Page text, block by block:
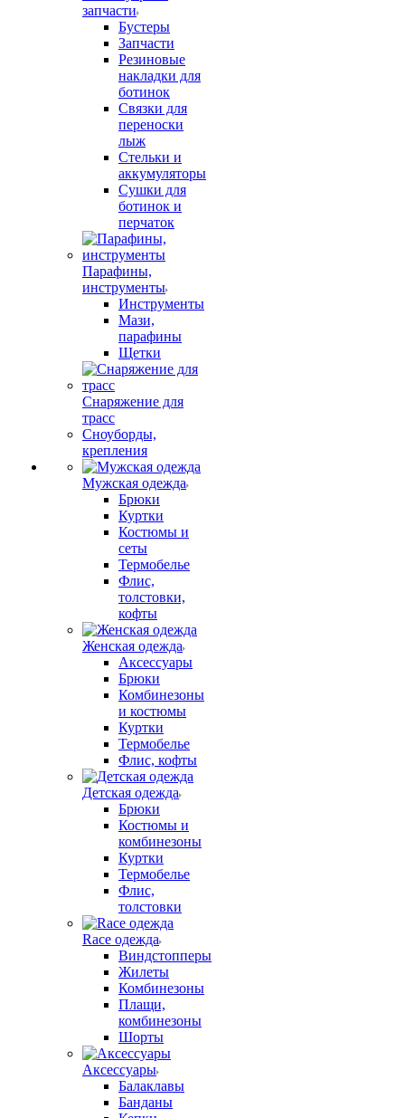
запчасти
Бустеры
Запчасти
Резиновые
накладки для
ботинок
Связки для
переноски
лыж
Стельки и
аккумуляторы
Сушки для
ботинок и
перчаток
Парафины,
инструменты
Инструменты
Мази,
парафины
Щетки
Снаряжение для
трасс
Сноуборды,
крепления
Мужская одежда
Брюки
Куртки
Костюмы и
сеты
Термобелье
Флис,
толстовки,
кофты
Женская одежда
Аксессуары
Брюки
Комбинезоны
и костюмы
Куртки
Термобелье
Флис, кофты
Детская одежда
Брюки
Костюмы и
комбинезоны
Куртки
Термобелье
Флис,
толстовки
Race одежда
Виндстопперы
Жилеты
Комбинезоны
Плащи,
комбинезоны
Шорты
Аксессуары
Балаклавы
Банданы